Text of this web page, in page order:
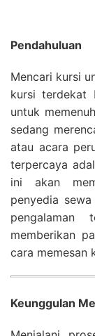
Pendahuluan
Mencari kursi
kursi terdekat
untuk
sedang
atau acara
terpercaya
ini akan
penyedia
memberikan
cara memesan
Keunggulan